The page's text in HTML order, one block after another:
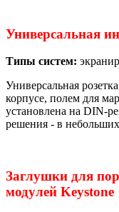
Универсальная
Типы систем:
Универсальная
корпусе, полем для
установлена на DIN-
решения - в небольших
Заглушки для
модулей Keystone